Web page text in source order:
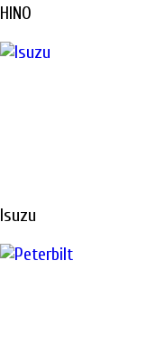
HINO
Isuzu